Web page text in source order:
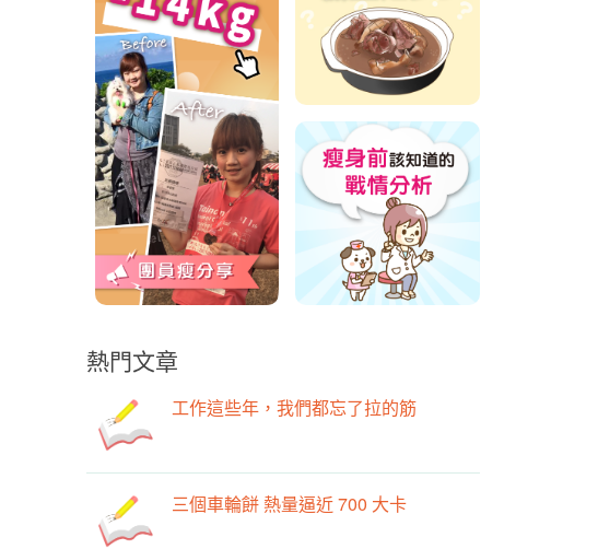
熱門文章
工作這些年，我們都忘了拉的筋
三個車輪餅 熱量逼近 700 大卡